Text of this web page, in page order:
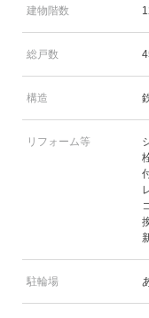
建物階数
総戸数
構造
リフォーム等
駐輪場